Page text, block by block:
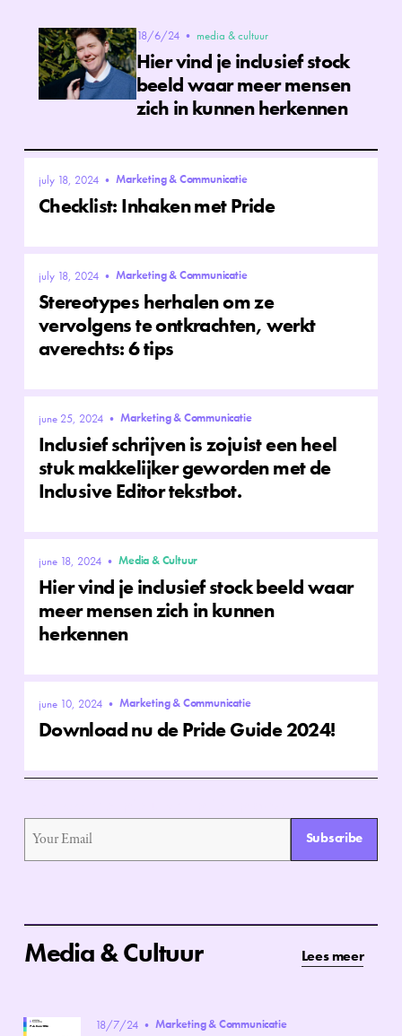
18/6/24 • media & cultuur
Hier vind je inclusief stock
beeld waar meer mensen
zich in kunnen herkennen
july 18, 2024 • Marketing & Communicatie
Checklist: Inhaken met Pride
july 18, 2024 • Marketing & Communicatie
Stereotypes herhalen om ze
vervolgens te ontkrachten, werkt
averechts: 6 tips
june 25, 2024 • Marketing & Communicatie
Inclusief schrijven is zojuist een heel
stuk makkelijker geworden met de
Inclusive Editor tekstbot.
june 18, 2024 • Media & Cultuur
Hier vind je inclusief stock beeld waar
meer mensen zich in kunnen
herkennen
june 10, 2024 • Marketing & Communicatie
Download nu de Pride Guide 2024!
Subscribe
Media & Cultuur Lees meer
18/7/24 • Marketing & Communicatie